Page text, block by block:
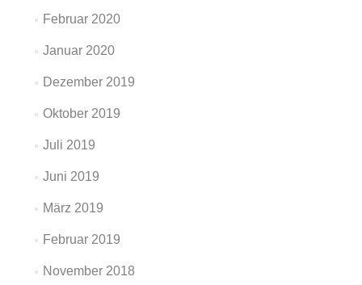
Februar 2020
Januar 2020
Dezember 2019
Oktober 2019
Juli 2019
Juni 2019
März 2019
Februar 2019
November 2018